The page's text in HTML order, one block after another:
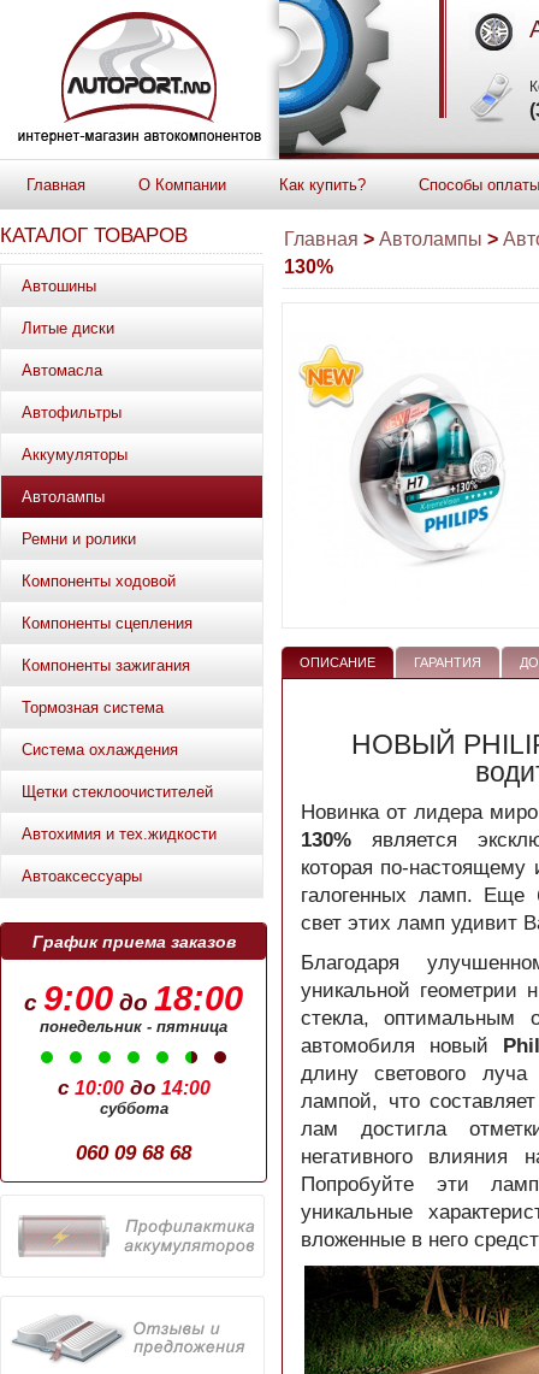
Главная О Компании Как купить? Способы оплаты
Главная > Автолампы >
130%
ОПИСАНИЕ ГАРАНТИЯ
НОВЫЙ
Новинка от лидера
130% является
которая по-
галогенных ламп.
свет этих ламп удивит
Благодаря
уникальной геометрии
стекла, оптимальным
автомобиля новый
длину светового
лампой, что
лам достигла
негативного влияния
Попробуйте эти
уникальные
вложенные в него
КАТАЛОГ ТОВАРОВ
Автошины
Литые диски
Автомасла
Автофильтры
Аккумуляторы
Автолампы
Ремни и ролики
Компоненты ходовой
Компоненты сцепления
Компоненты зажигания
Тормозная система
Система охлаждения
Щетки стеклоочистителей
Автохимия и тех.жидкости
Автоаксессуары
График приема заказов
с 9:00 до 18:00
понедельник - пятница
с 10:00до 14:00
суббота
060 09 68 68